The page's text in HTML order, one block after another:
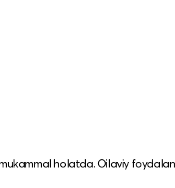
holatda. Oilaviy